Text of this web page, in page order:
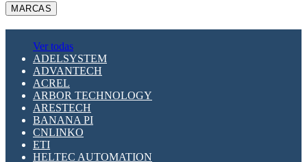
MARCAS
Ver todas
ADELSYSTEM
ADVANTECH
ACREL
ARBOR TECHNOLOGY
ARESTECH
BANANA PI
CNLINKO
ETI
HELTEC AUTOMATION